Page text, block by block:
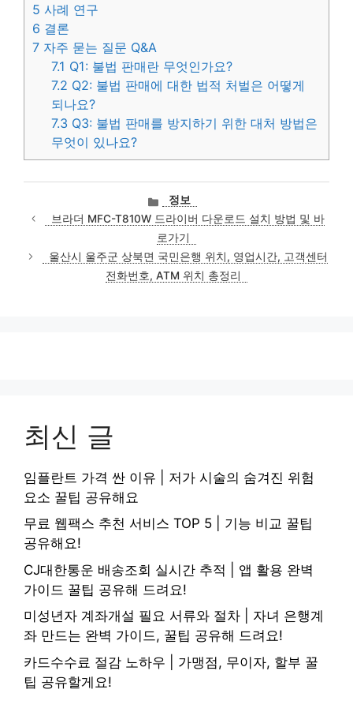
5 사례 연구
6 결론
7 자주 묻는 질문 Q&A
7.1 Q1: 불법 판매란 무엇인가요?
7.2 Q2: 불법 판매에 대한 법적 처벌은 어떻게
되나요?
7.3 Q3: 불법 판매를 방지하기 위한 대처 방법은
무엇이 있나요?
카
테
고
리
정보
브라더 MFC-T810W 드라이버 다운로드 설치 방법 및 바
로가기
울산시 울주군 상북면 국민은행 위치, 영업시간, 고객센터
전화번호, ATM 위치 총정리
최신 글
임플란트 가격 싼 이유 | 저가 시술의 숨겨진 위험
요소 꿀팁 공유해요
무료 웹팩스 추천 서비스 TOP 5 | 기능 비교 꿀팁
공유해요!
CJ대한통운 배송조회 실시간 추적 | 앱 활용 완벽
가이드 꿀팁 공유해 드려요!
미성년자 계좌개설 필요 서류와 절차 | 자녀 은행계
좌 만드는 완벽 가이드, 꿀팁 공유해 드려요!
카드수수료 절감 노하우 | 가맹점, 무이자, 할부 꿀
팁 공유할게요!